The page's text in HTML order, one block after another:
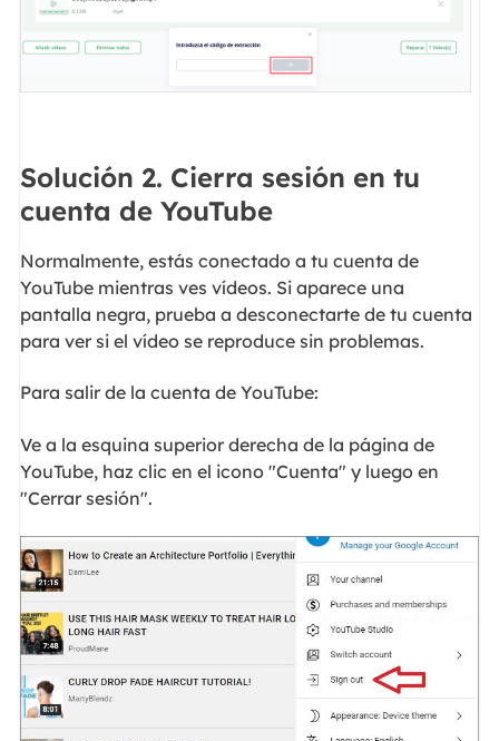
Solución 2. Cierra sesión en tu
cuenta de YouTube
Normalmente, estás conectado a tu cuenta de
YouTube mientras ves vídeos. Si aparece una
pantalla negra, prueba a desconectarte de tu cuenta
para ver si el vídeo se reproduce sin problemas.
Para salir de la cuenta de YouTube:
Ve a la esquina superior derecha de la página de
YouTube, haz clic en el icono "Cuenta" y luego en
"Cerrar sesión".